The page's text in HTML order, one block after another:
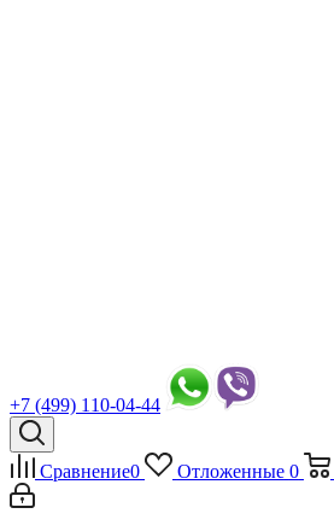
+7 (499) 110-04-44
Сравнение0 Отложенные 0